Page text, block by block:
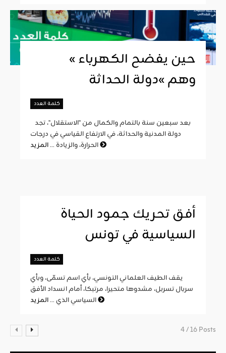
« حين يفضح الكهرباء
وهم »دولة الحداثة
كلمة العدد
دولة المدنية والحداثة، في الارتفاع القياسي في درجات
الحرارة، والزيادة ...
أفق تحريك جمود الحياة
السياسية في تونس
كلمة العدد
يقف الطيف العلماني التونسي، بأي اسم تسمّى، وبأي
سربال تسربل، مشدوها متحيرا، مرتبكا، أمام انسداد الأفق
السياسي الذي ...
4 / 16 Posts